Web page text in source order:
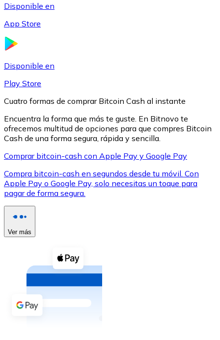
XRP
XRP
Efectivo
Comprar con efectivo
Transferencia SEPA
Añade fondos a tu cuenta Bitnovo o realiza compras
Disponible en
App Store
Disponible en
Play Store
Cuatro formas de comprar Bitcoin Cash al instante
Encuentra la forma que más te guste. En Bitnovo te
ofrecemos multitud de opciones para que compres Bitcoin
Cash de una forma segura, rápida y sencilla.
Comprar bitcoin-cash con Apple Pay y Google Pay
Compra bitcoin-cash en segundos desde tu móvil. Con
Apple Pay o Google Pay, solo necesitas un toque para
pagar de forma segura.
Ver más